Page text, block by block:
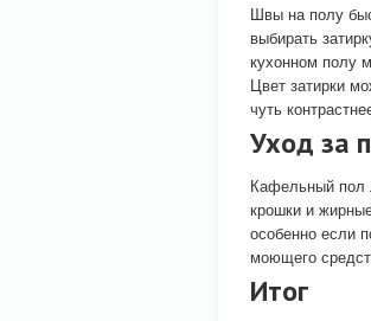
Швы на полу
выбирать
кухонном полу
Цвет затирки
чуть
Уход за
Кафельный пол
крошки и
особенно если
моющего
Итог